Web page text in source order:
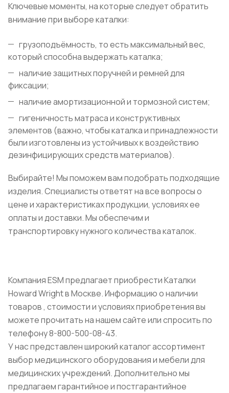
Ключевые моменты, на которые следует обратить
внимание при выборе каталки:
грузоподъёмность, то есть максимальный вес,
который способна выдержать каталка;
наличие защитных поручней и ремней для
фиксации;
наличие амортизационной и тормозной систем;
гигеничность матраса и конструктивных
элементов (важно, чтобы каталка и принадлежности
были изготовлены из устойчивых к воздействию
дезинфицирующих средств материалов).
Выбирайте! Мы поможем вам подобрать подходящие
изделия. Специалисты ответят на все вопросы о
цене и характеристиках продукции, условиях ее
оплаты и доставки. Мы обеспечим и
транспортировку нужного количества каталок.
Компания ESM предлагает приобрести Каталки
Howard Wright в Москве. Информацию о наличии
товаров , стоимости и условиях приобретения вы
можете прочитать на нашем сайте или спросить по
телефону 8-800-500-08-43.
У нас представлен широкий каталог ассортимент
выбор медицинского оборудования и мебели для
медицинских учреждений. Дополнительно мы
предлагаем гарантийное и постгарантийное